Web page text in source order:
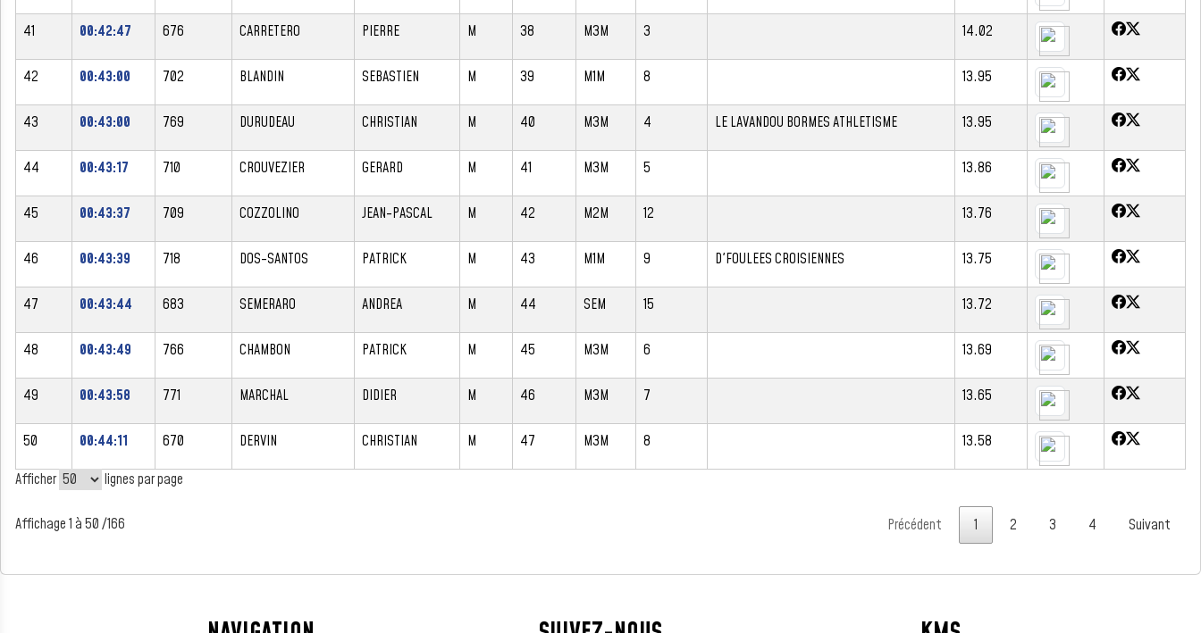
41 00:42:47 676 CARRETERO PIERRE M 38 M3M 3 14.02
42 00:43:00 702 BLANDIN SEBASTIEN M 39 M1M 8 13.95
43 00:43:00 769 DURUDEAU CHRISTIAN M 40 M3M 4 LE LAVANDOU BORMES ATHLETISME 13.95
44 00:43:17 710 CROUVEZIER GERARD M 41 M3M 5 13.86
45 00:43:37 709 COZZOLINO JEAN-PASCAL M 42 M2M 12 13.76
46 00:43:39 718 DOS-SANTOS PATRICK M 43 M1M 9 D'FOULEES CROISIENNES 13.75
47 00:43:44 683 SEMERARO ANDREA M 44 SEM 15 13.72
48 00:43:49 766 CHAMBON PATRICK M 45 M3M 6 13.69
49 00:43:58 771 MARCHAL DIDIER M 46 M3M 7 13.65
50 00:44:11 670 DERVIN CHRISTIAN M 47 M3M 8
13.58
Afficher
lignes par page
Affichage 1 à 50 /166 Précédent 1 2 3 4 Suivant